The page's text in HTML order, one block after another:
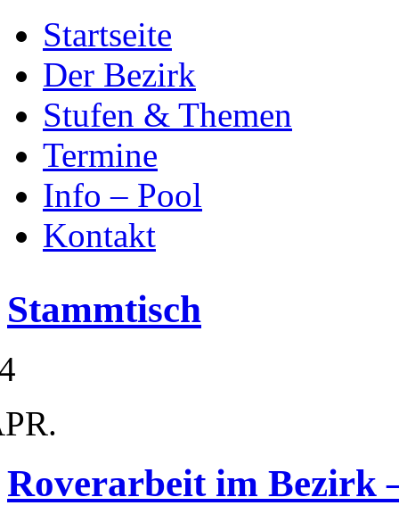
Startseite
Der Bezirk
Stufen & Themen
Termine
Info – Pool
Kontakt
Stammtisch
Roverarbeit im Bezirk